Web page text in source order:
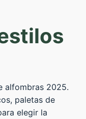
alfombras 2025.
paletas de
elegir la